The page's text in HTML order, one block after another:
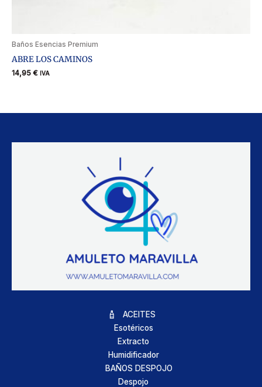
Baños Esencias Premium
ABRE LOS CAMINOS
14,95 € IVA
ACEITES
Esotéricos
Extracto
Humidificador
BAÑOS DESPOJO
Despojo